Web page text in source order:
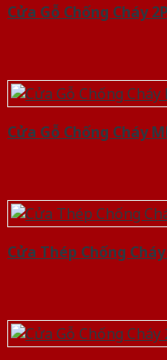
Cửa Gỗ Chống Cháy
Cửa Gỗ Chống Cháy
Cửa Thép Chống